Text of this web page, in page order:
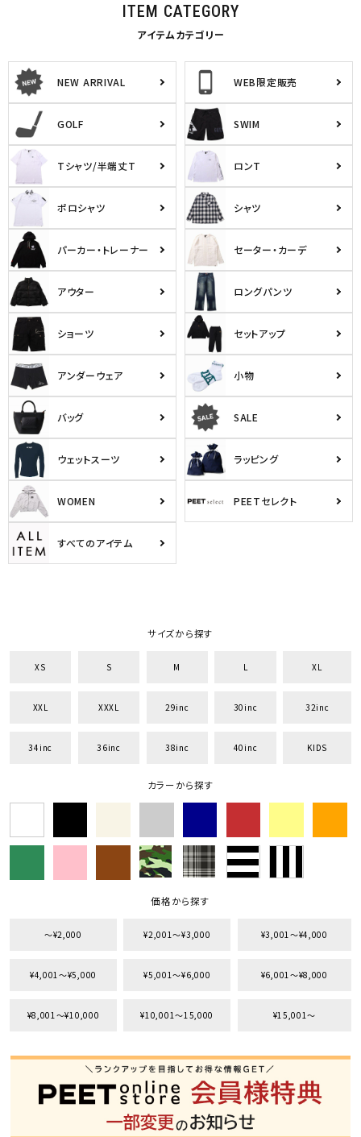
search
価格から探す
円 ～ 円
ITEM CATEGORY
アイテムカテゴリー
NEW ARRIVAL WEB限定販売
GOLF SWIM
Tシャツ/半端丈T ロンT
ポロシャツ シャツ
パーカー・トレーナー セーター・カーデ
アウター ロングパンツ
ショーツ セットアップ
アンダーウェア 小物
バッグ SALE
ウェットスーツ ラッピング
WOMEN PEETセレクト
すべてのアイテム
サイズから探す
XS S M L XL
XXL XXXL 29inc 30inc 32inc
34inc 36inc 38inc 40inc KIDS
カラーから探す
価格から探す
〜¥2,000 ¥2,001〜¥3,000 ¥3,001〜¥4,000
¥4,001〜¥5,000 ¥5,001〜¥6,000 ¥6,001〜¥8,000
¥8,001〜¥10,000 ¥10,001〜15,000 ¥15,001〜